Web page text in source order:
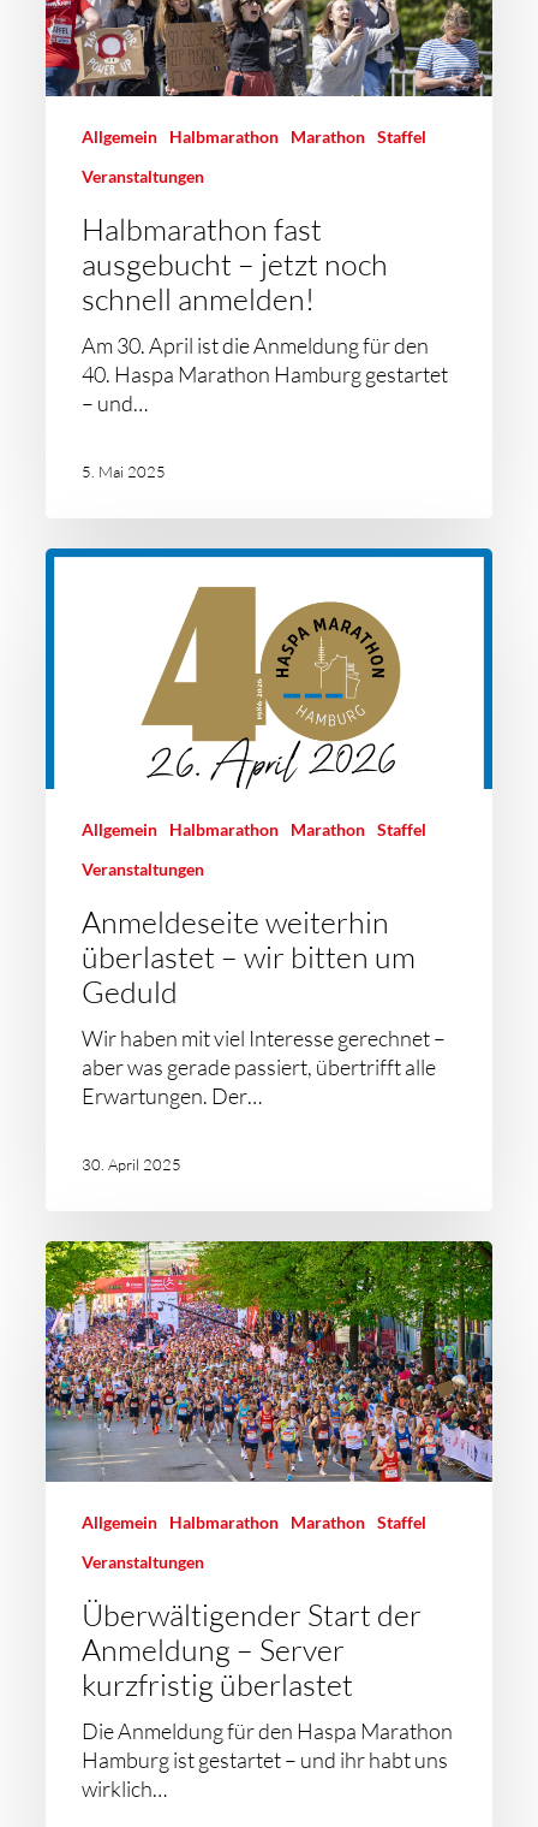
Allgemein Halbmarathon Marathon
Staffel
Veranstaltungen
Halbmarathon fast
ausgebucht – jetzt noch
schnell anmelden!
Am 30. April ist die Anmeldung für den
40. Haspa Marathon Hamburg gestartet
– und…
5. Mai 2025
Allgemein Halbmarathon Marathon
Staffel
Veranstaltungen
Anmeldeseite weiterhin
überlastet – wir bitten um
Geduld
Wir haben mit viel Interesse gerechnet –
aber was gerade passiert, übertrifft alle
Erwartungen. Der…
30. April 2025
Allgemein Halbmarathon Marathon
Staffel
Veranstaltungen
Überwältigender Start der
Anmeldung – Server
kurzfristig überlastet
Die Anmeldung für den Haspa Marathon
Hamburg ist gestartet – und ihr habt uns
wirklich…